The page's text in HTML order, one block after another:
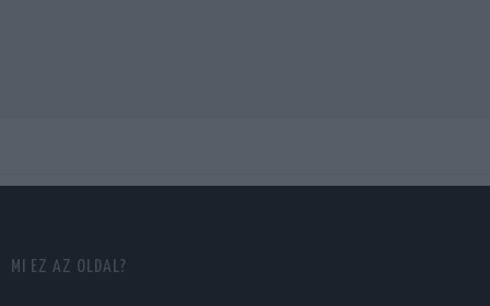
MI EZ AZ OLDAL?